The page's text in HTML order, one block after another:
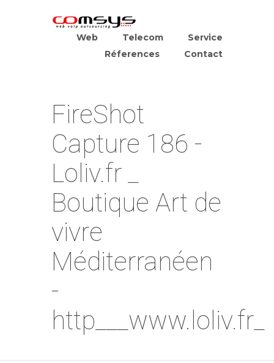
Web Telecom
Service
Réferences
Contact
FireShot
Capture 186 -
Loliv.fr _
Boutique Art de
vivre
Méditerranéen
-
http___www.loliv.fr_